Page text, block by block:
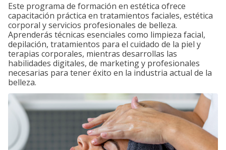
Este programa de formación en estética ofrece
capacitación práctica en tratamientos faciales, estética
corporal y servicios profesionales de belleza.
Aprenderás técnicas esenciales como limpieza facial,
depilación, tratamientos para el cuidado de la piel y
terapias corporales, mientras desarrollas las
habilidades digitales, de marketing y profesionales
necesarias para tener éxito en la industria actual de la
belleza.